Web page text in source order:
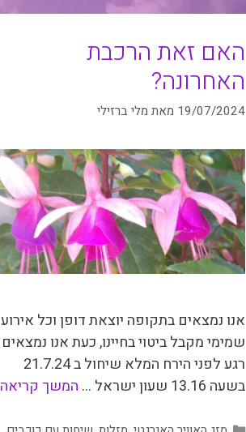
האם זאת הרכבת
האחרונה?
19/07/2024 מאת מלי ברזילי
אנו נמצאים בתקופה יוצאת דופן וכל אירוע
שמימי מקבל ביטוי בחיינו, כעת אנו נמצאים
רגע לפני הירח המלא שיחול ב 21.7.24
בשעה 13.16 שעון ישראל …
המשך קריאה